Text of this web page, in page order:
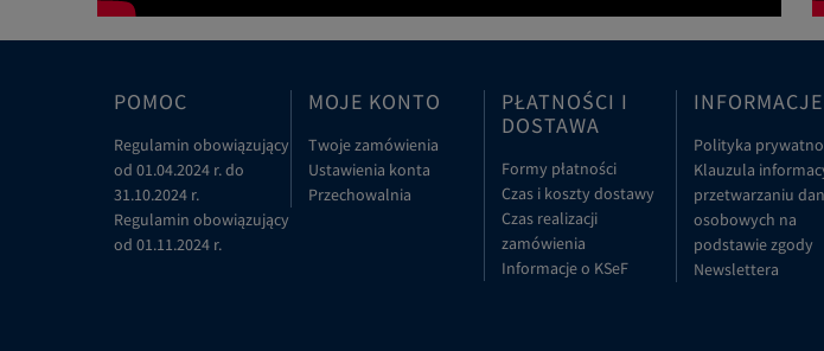
POMOC
Regulamin obowiązujący
od 01.04.2024 r. do
31.10.2024 r.
Regulamin obowiązujący
od 01.11.2024 r.
MOJE KONTO
Twoje zamówienia
Ustawienia konta
Przechowalnia
PŁATNOŚCI I
DOSTAWA
Formy płatności
Czas i koszty dostawy
Czas realizacji
zamówienia
Informacje o KSeF
INFORMACJE
Polityka
Klauzula
przetwarzaniu
osobowych na
podstawie zgody
Newslettera